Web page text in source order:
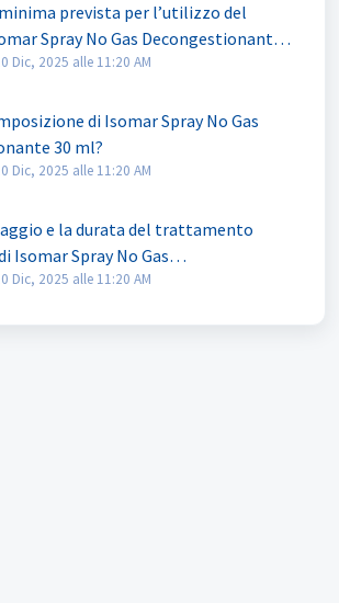
prevista per l’utilizzo del
Spray No Gas Decongestionante
Dic, 2025 alle 11:20 AM
di Isomar Spray No Gas
30 ml?
Dic, 2025 alle 11:20 AM
e la durata del trattamento
Isomar Spray No Gas
30 ml?
Dic, 2025 alle 11:20 AM